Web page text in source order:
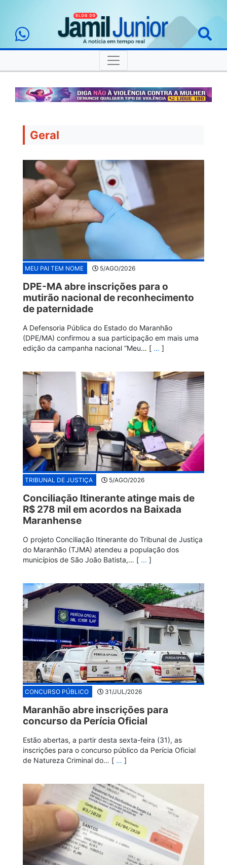
Geral
MEU PAI TEM NOME 5/AGO/2026
DPE-MA abre inscrições para o
mutirão nacional de reconhecimento
de paternidade
A Defensoria Pública do Estado do Maranhão
(DPE/MA) confirmou a sua participação em mais uma
edição da campanha nacional “Meu… [ … ]
TRIBUNAL DE JUSTIÇA 5/AGO/2026
Conciliação Itinerante atinge mais de
R$ 278 mil em acordos na Baixada
Maranhense
O projeto Conciliação Itinerante do Tribunal de Justiça
do Maranhão (TJMA) atendeu a população dos
municípios de São João Batista,… [ … ]
CONCURSO PÚBLICO 31/JUL/2026
Maranhão abre inscrições para
concurso da Perícia Oficial
Estão abertas, a partir desta sexta-feira (31), as
inscrições para o concurso público da Perícia Oficial
de Natureza Criminal do… [ … ]